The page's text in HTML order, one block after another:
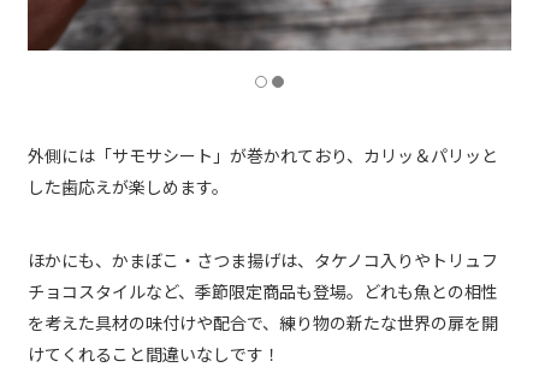
外側には「サモサシート」が巻かれており、カリッ＆パリッと
した歯応えが楽しめます。
ほかにも、かまぼこ・さつま揚げは、タケノコ入りやトリュフ
チョコスタイルなど、季節限定商品も登場。どれも魚との相性
を考えた具材の味付けや配合で、練り物の新たな世界の扉を開
けてくれること間違いなしです！